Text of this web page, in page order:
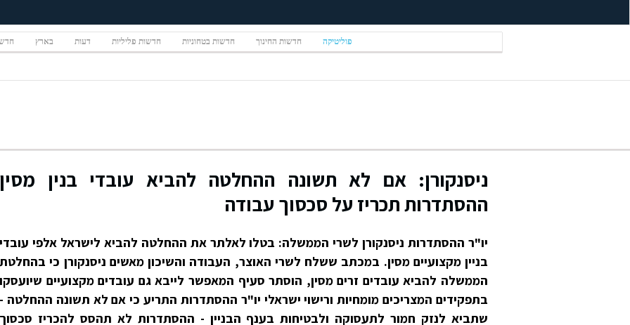
פוליטיקה חדשות החינוך חדשות בטחוניות חדשות פליליות דעות בארץ
ניסנקורן: אם לא תשונה ההחלטה להביא עובדי בנין מסין
ההסתדרות תכריז על סכסוך עבודה
יו"ר ההסתדרות ניסנקורן לשרי הממשלה: בטלו לאלתר את ההחלטה להביא לישראל אלפי עובדי
בניין מקצועיים מסין. במכתב ששלח לשרי האוצר, העבודה והשיכון מאשים ניסנקורן כי בהחלטת
הממשלה להביא עובדים זרים מסין, הוסתר סעיף המאפשר לייבא גם עובדים מקצועיים שיועסקו
בתפקידים המצריכים מומחיות ורישוי ישראלי יו"ר ההסתדרות התריע כי אם לא תשונה ההחלטה -
שתביא לנזק חמור לתעסוקה ולבטיחות בענף הבניין - ההסתדרות לא תהסס להכריז סכסוך